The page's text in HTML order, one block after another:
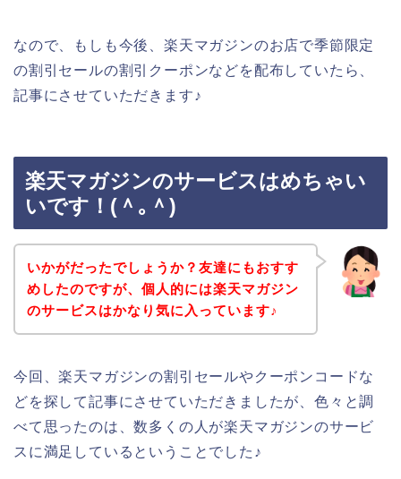
なので、もしも今後、楽天マガジンのお店で季節限定
の割引セールの割引クーポンなどを配布していたら、
記事にさせていただきます♪
楽天マガジンのサービスはめちゃい
いです！(＾｡＾)
いかがだったでしょうか？友達にもおすす
めしたのですが、個人的には楽天マガジン
のサービスはかなり気に入っています♪
今回、楽天マガジンの割引セールやクーポンコードな
どを探して記事にさせていただきましたが、色々と調
べて思ったのは、数多くの人が楽天マガジンのサービ
スに満足しているということでした♪